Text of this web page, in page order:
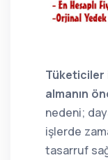
Tüketiciler
almanın
nedeni;
işlerde
tasarruf